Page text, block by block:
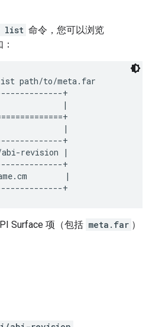
list 命令，您可以浏览
path/to/meta.far
+
|
|
+
revision |
+
|
Surface 项（包括 meta.far ）